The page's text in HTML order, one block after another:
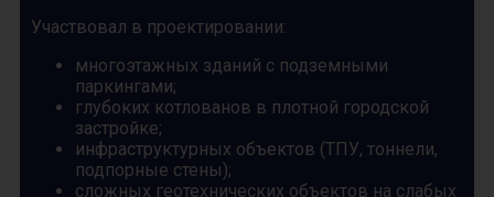
Участвовал в проектировании:
многоэтажных зданий с подземными
паркингами;
глубоких котлованов в плотной городской
застройке;
инфраструктурных объектов (ТПУ, тоннели,
подпорные стены);
сложных геотехнических объектов на слабых